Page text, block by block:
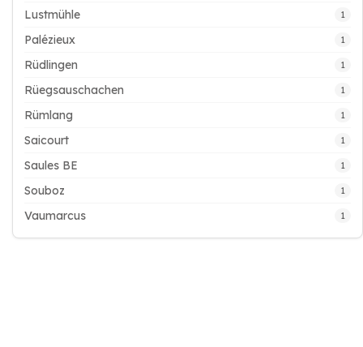
Lustmühle 1
Palézieux 1
Rüdlingen 1
Rüegsauschachen 1
Rümlang 1
Saicourt 1
Saules BE 1
Souboz 1
Vaumarcus 1